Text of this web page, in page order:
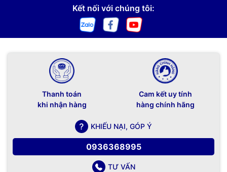
thước khe huỷ thứ 2: 125x3mm.
Kết nối với chúng tôi:
Thanh toán
khi nhận hàng
Cam kết uy tính
hàng chính hãng
KHIẾU NẠI, GÓP Ý
0936368995
TƯ VẤN